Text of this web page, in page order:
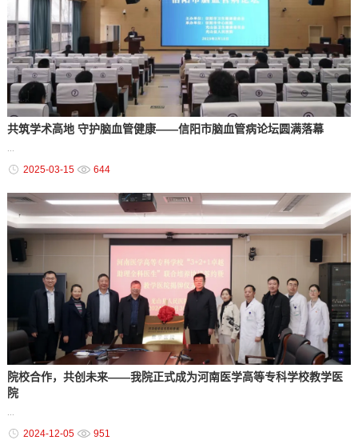
共筑学术高地 守护脑血管健康——信阳市脑血管病论坛圆满落幕
2025-03-15 644
院校合作，共创未来——我院正式成为河南医学高等专科学校教学医
院
2024-12-05 951